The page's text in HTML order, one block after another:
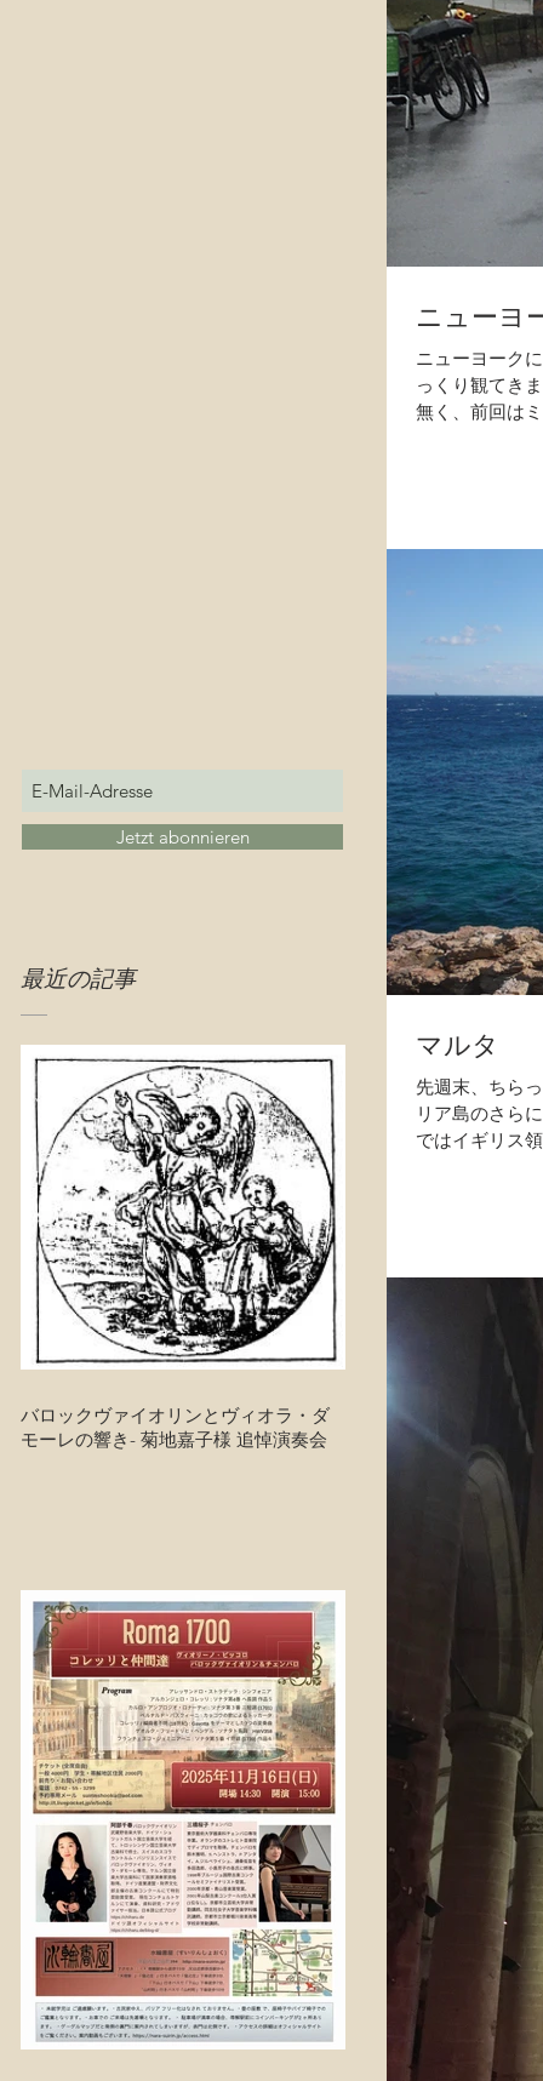
Jetzt abonnieren
最近の記事
バロックヴァイオリンとヴィオラ・ダ
モーレの響き- 菊地嘉子様 追悼演奏会
ニューヨ
ニューヨーク
っくり観てき
無く、前回は
マルタ
先週末、ちら
リア島のさら
ではイギリス